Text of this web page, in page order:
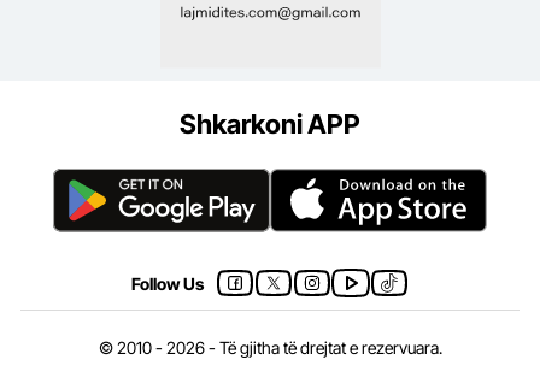
Shkarkoni APP
Follow Us
© 2010 - 2026 - Të gjitha të drejtat e rezervuara.